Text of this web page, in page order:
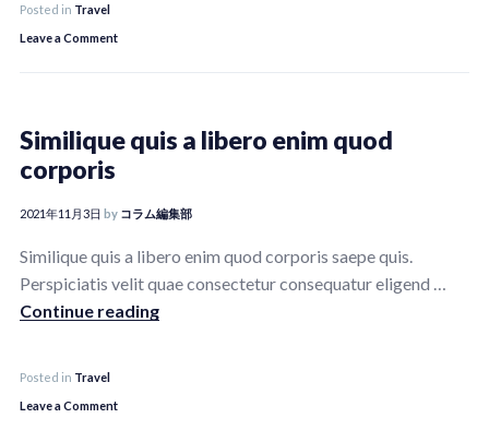
Posted in Travel
Leave a Commenton
consectetur
Similique quis a libero enim quod
corporis
2021年11月3日 by コラム編集部
Similique quis a libero enim quod corporis saepe quis.
Perspiciatis velit quae consectetur consequatur eligend …
Continue readingSimilique quis a libero enim quod corporis
Posted in Travel
Leave a Commenton